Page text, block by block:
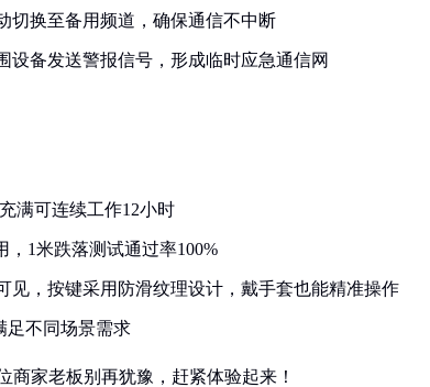
切换至备用频道，确保通信不中断
备发送警报信号，形成临时应急通信网
满可连续工作12小时
，1米跌落测试通过率100%
见，按键采用防滑纹理设计，戴手套也能精准操作
足不同场景需求
家老板别再犹豫，赶紧体验起来！